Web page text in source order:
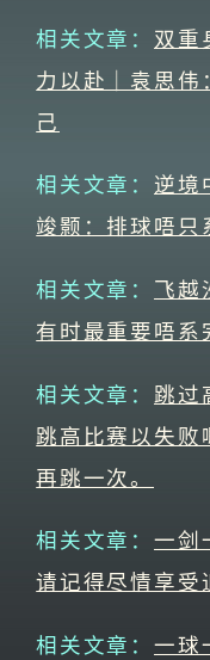
相关文章： 双重
力以赴｜袁思伟
己
相关文章： 逆境
竣颢：排球唔只
相关文章： 飞越
有时最重要唔系
相关文章： 跳过
跳高比赛以失败
再跳一次。
相关文章：一剑
请记得尽情享受
相关文章：一球